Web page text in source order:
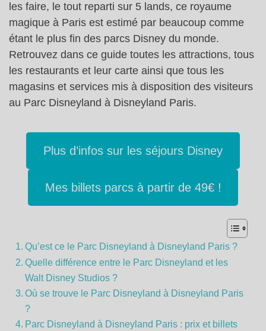
les faire, le tout reparti sur 5 lands, ce royaume
magique à Paris est estimé par beaucoup comme
étant le plus fin des parcs Disney du monde.
Retrouvez dans ce guide toutes les attractions, tous
les restaurants et leur carte ainsi que tous les
magasins et services mis à disposition des visiteurs
au Parc Disneyland à Disneyland Paris.
Plus d’infos sur les séjours Disney
Mes billets parcs à partir de 49€ !
Qu’est ce le Parc Disneyland à Disneyland Paris ?
Quelle différence entre le Parc Disneyland et les
Walt Disney Studios ?
Où se trouve le Parc Disneyland à Disneyland Paris
?
Parc Disneyland à Disneyland Paris : prix et billets